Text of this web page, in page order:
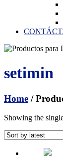
setimin
Home /
Showing the